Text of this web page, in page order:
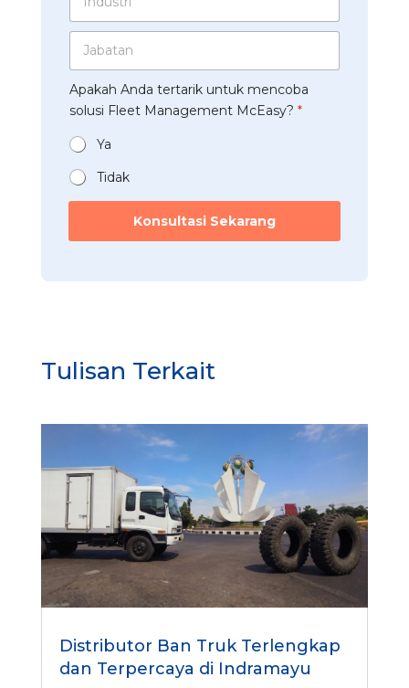
A
p
*
a
a
n
*
d
r
i
J
b
a
t
n
Apakah Anda tertarik untuk mencoba
solusi Fleet Management McEasy? *
Ya
Tidak
I
Konsultasi Sekarang
Tulisan Terkait
Distributor Ban Truk Terlengkap
dan Terpercaya di Indramayu